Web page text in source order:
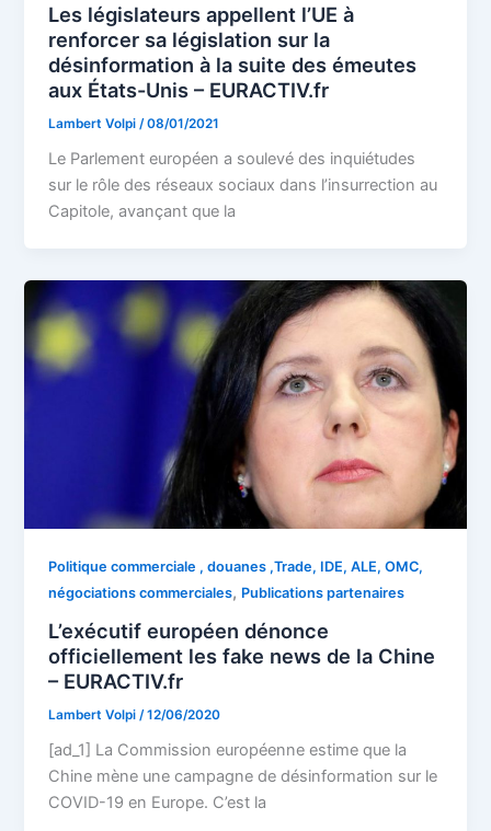
Les législateurs appellent l’UE à
renforcer sa législation sur la
désinformation à la suite des émeutes
aux États-Unis – EURACTIV.fr
Lambert Volpi /08/01/2021
Le Parlement européen a soulevé des inquiétudes
sur le rôle des réseaux sociaux dans l’insurrection au
Capitole, avançant que la
Politique commerciale , douanes ,Trade, IDE, ALE, OMC,
négociations commerciales, Publications partenaires
L’exécutif européen dénonce
officiellement les fake news de la Chine
– EURACTIV.fr
Lambert Volpi /12/06/2020
[ad_1] La Commission européenne estime que la
Chine mène une campagne de désinformation sur le
COVID-19 en Europe. C’est la